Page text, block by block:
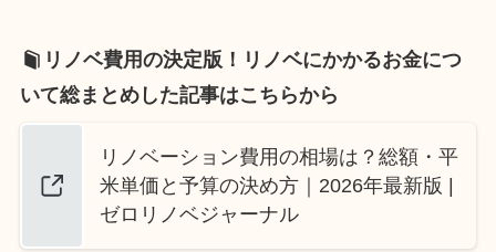
リノベ費用の決定版！リノベにかかるお金につ
いて総まとめした記事はこちらから
リノベーション費用の相場は？総額・平
米単価と予算の決め方｜2026年最新版 |
ゼロリノベジャーナル